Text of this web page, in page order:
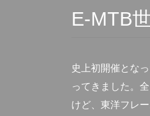
E-MTB
史上初開催とな
ってきました。
けど、東洋フレ